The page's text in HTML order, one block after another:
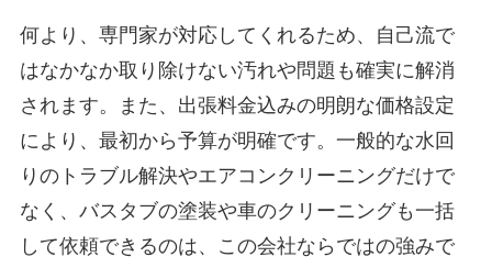
何より、専門家が対応してくれるため、自己流で
はなかなか取り除けない汚れや問題も確実に解消
されます。また、出張料金込みの明朗な価格設定
により、最初から予算が明確です。一般的な水回
りのトラブル解決やエアコンクリーニングだけで
なく、バスタブの塗装や車のクリーニングも一括
して依頼できるのは、この会社ならではの強みで